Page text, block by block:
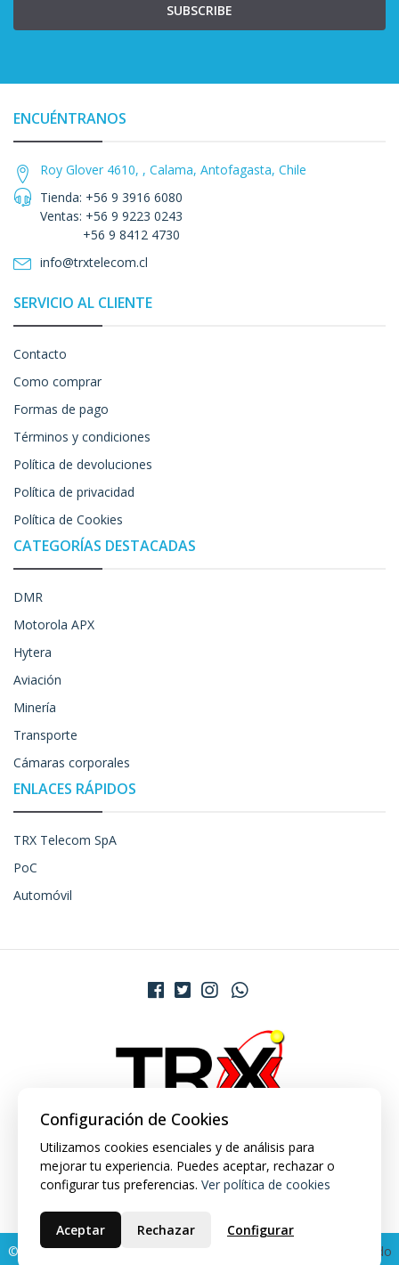
SUBSCRIBE
ENCUÉNTRANOS
Roy Glover 4610, , Calama, Antofagasta, Chile
Tienda: +56 9 3916 6080
Ventas: +56 9 9223 0243
+56 9 8412 4730
info@trxtelecom.cl
SERVICIO AL CLIENTE
Contacto
Como comprar
Formas de pago
Términos y condiciones
Política de devoluciones
Política de privacidad
Política de Cookies
CATEGORÍAS DESTACADAS
DMR
Motorola APX
Hytera
Aviación
Minería
Transporte
Cámaras corporales
ENLACES RÁPIDOS
TRX Telecom SpA
PoC
Automóvil
© 2026 TRX Market. Todos los derechos reservados.
Desarrollado
Configuración de Cookies
Utilizamos cookies esenciales y de análisis para
mejorar tu experiencia. Puedes aceptar, rechazar o
configurar tus preferencias. Ver política de cookies
Aceptar Rechazar Configurar